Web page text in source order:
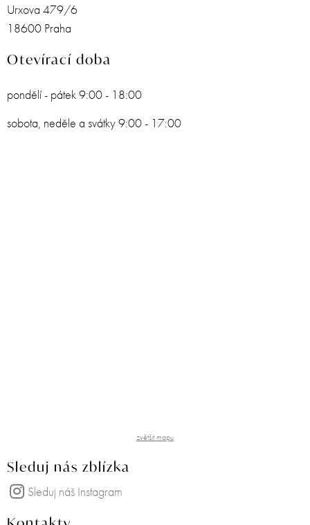
Urxova 479/6
18600 Praha
Otevírací doba
pondělí - pátek 9:00 - 18:00
sobota, neděle a svátky 9:00 - 17:00
zvětšit mapu
Sleduj nás zblízka
Sleduj náš Instagram